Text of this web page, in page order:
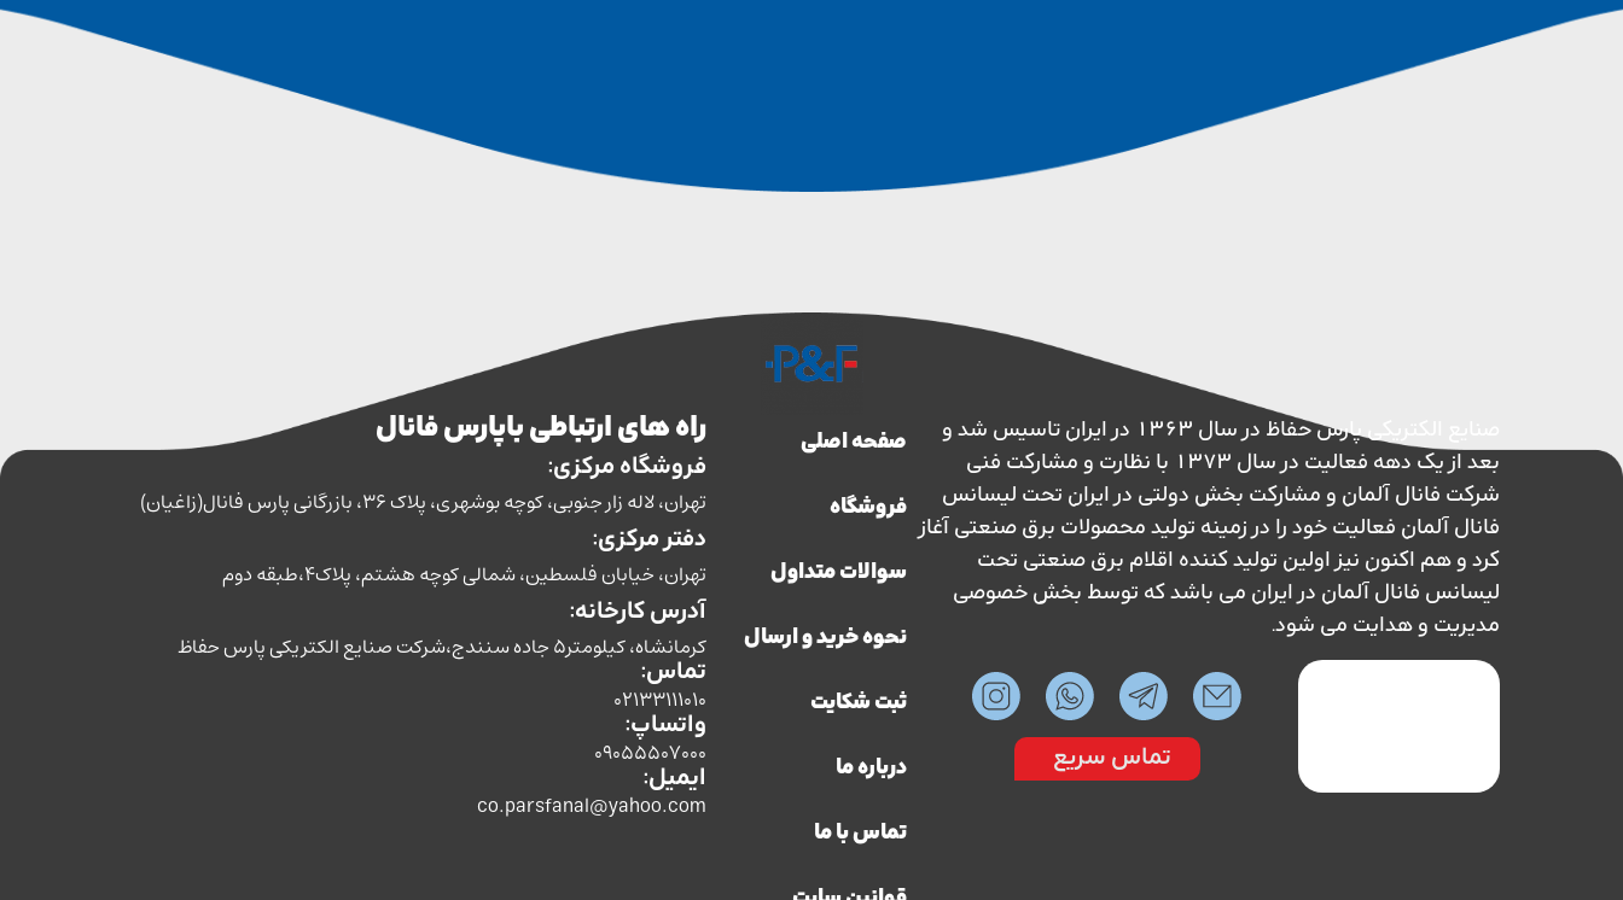
صنایع الکتریکی پارس حفاظ در سال 1363 در ایران تاسیس شد و
بعد از یک دهه فعالیت در سال 1373 با نظارت و مشارکت فنی
شرکت فانال آلمان و مشارکت بخش دولتی در ایران تحت لیسانس
فانال آلمان فعالیت خود را در زمینه تولید محصولات برق صنعتی آغاز
کرد و هم اکنون نیز اولین تولید کننده اقلام برق صنعتی تحت
لیسانس فانال آلمان در ایران می باشد که توسط بخش خصوصی
مدیریت و هدایت می شود.
تماس سریع
صفحه اصلی
فروشگاه
سوالات متداول
نحوه خرید و ارسال
ثبت شکایت
درباره ما
تماس با ما
راه های ارتباطی با پارس فانال
فروشگاه مرکزی:
تهران، لاله زار جنوبی، کوچه بوشهری، پلاک 36، بازرگانی پارس فانال(زاغیان)
دفتر مرکزی:
تهران، خیابان فلسطین، شمالی کوچه هشتم، پلاک4،طبقه دوم
آدرس کارخانه:
کرمانشاه، کیلومتر5 جاده سنندج،شرکت صنایع الکتریکی پارس حفاظ
تماس:
02133111010
واتساپ:
09055507000
ایمیل:
co.parsfanal@yahoo.com